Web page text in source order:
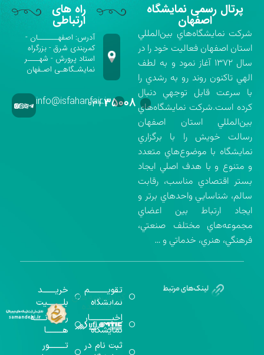
پرتال رسمی نمایشگاه
اصفهان
شركت نمايشگاه‌هاي بين‌المللي
استان اصفهان فعاليت خود را در
سال ۱۳۷۲ آغاز نمود و به لطف
الهي تاكنون روند رو به رشدي را
با سرعت قابل توجهي دنبال
كرده است.شركت نمايشگاه‌هاي
بين‌المللي استان اصفهان
رسالت خويش را با برگزاري
نمايشگاه با موضوع‌هاي متعدد
و متنوع و با هدف اصلي ايجاد
بستر اقتصادي مناسب، رقابت
سالم، شناسايي واحدهاي برتر و
ايجاد ارتباط بين اعضاي
مجموعه‌هاي مختلف صنعتي،
فرهنگي، هنري، خدماتي و …
راه های
ارتباطی
آدرس: اصفهـــــــان -
کمربندی شرق - بزرگراه
استاد پرورش - شهــــر
نمایشـگاهـی اصـفهان
۰۳۱-۳۵۰۰۸info@isfahanfair.ir
تقویــــــــــم
نمایشگاه
اخبــــــــــــار
نمایشگاه
ثبت نام در
خریـــــــد
بلـــــــــیت
رســـــانــــــه
هـــــــــا
تـــــــــور
گواهینامه‌های
اخذ شده